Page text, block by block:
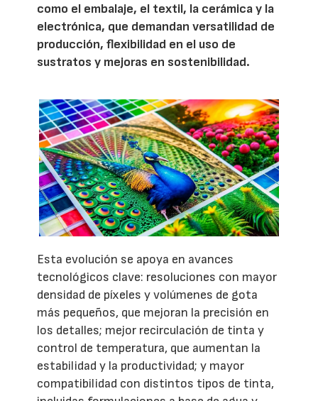
como el embalaje, el textil, la cerámica y la
electrónica, que demandan versatilidad de
producción, flexibilidad en el uso de
sustratos y mejoras en sostenibilidad.
Esta evolución se apoya en avances
tecnológicos clave: resoluciones con mayor
densidad de píxeles y volúmenes de gota
más pequeños, que mejoran la precisión en
los detalles; mejor recirculación de tinta y
control de temperatura, que aumentan la
estabilidad y la productividad; y mayor
compatibilidad con distintos tipos de tinta,